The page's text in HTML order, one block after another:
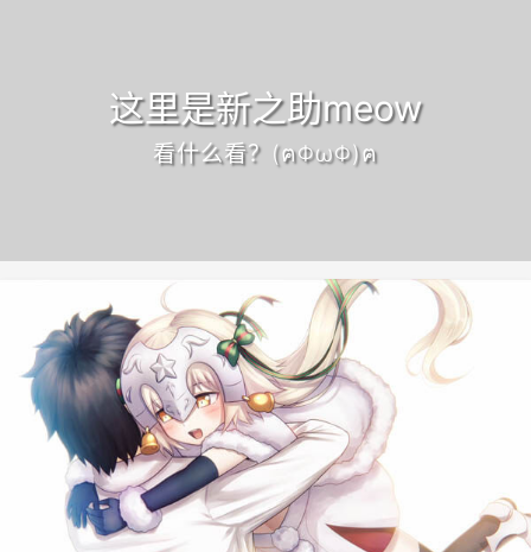
这里是新之助meow
看什么看？(ฅΦωΦ)ฅ